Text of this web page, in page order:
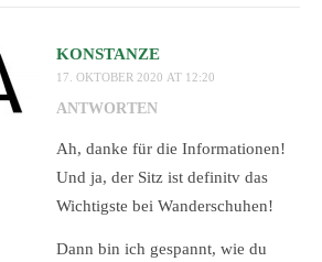
KONSTANZE
17. OKTOBER 2020 AT 12:20
ANTWORTEN
Ah, danke für die Informationen!
Und ja, der Sitz ist definitv das
Wichtigste bei Wanderschuhen!
Dann bin ich gespannt, wie du